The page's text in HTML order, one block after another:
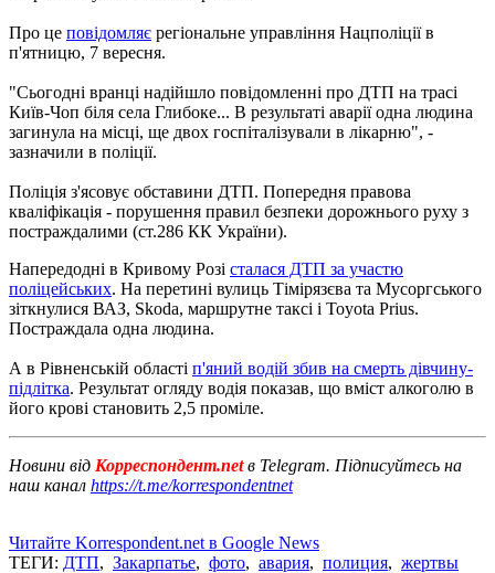
Про це повідомляє регіональне управління Нацполіції в
п'ятницю, 7 вересня.
"Сьогодні вранці надійшло повідомленні про ДТП на трасі
Київ-Чоп біля села Глибоке... В результаті аварії одна людина
загинула на місці, ще двох госпіталізували в лікарню", -
зазначили в поліції.
Поліція з'ясовує обставини ДТП. Попередня правова
кваліфікація - порушення правил безпеки дорожнього руху з
постраждалими (ст.286 КК України).
Напередодні в Кривому Розі сталася ДТП за участю
поліцейських. На перетині вулиць Тімірязєва та Мусоргського
зіткнулися ВАЗ, Skoda, маршрутне таксі і Toyota Prius.
Постраждала одна людина.
А в Рівненській області п'яний водій збив на смерть дівчину-
підлітка. Результат огляду водія показав, що вміст алкоголю в
його крові становить 2,5 проміле.
Новини від Корреспондент.netв Telegram. Підписуйтесь на
наш канал https://t.me/korrespondentnet
Читайте Korrespondent.net в Google News
ТЕГИ: ДТП, Закарпатье, фото, авария, полиция, жертвы